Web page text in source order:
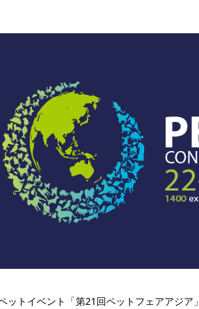
ットイベント「第21回ペットフェアアジア